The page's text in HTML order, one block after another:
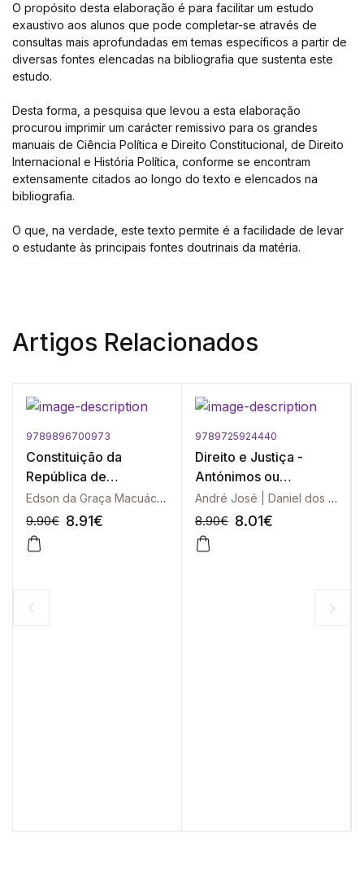
O propósito desta elaboração é para facilitar um estudo
exaustivo aos alunos que pode completar-se através de
consultas mais aprofundadas em temas específicos a partir de
diversas fontes elencadas na bibliografia que sustenta este
estudo.
Desta forma, a pesquisa que levou a esta elaboração
procurou imprimir um carácter remissivo para os grandes
manuais de Ciência Política e Direito Constitucional, de Direito
Internacional e História Política, conforme se encontram
extensamente citados ao longo do texto e elencados na
bibliografia.
O que, na verdade, este texto permite é a facilidade de levar
o estudante às principais fontes doutrinais da matéria.
Artigos Relacionados
9789896700973
Constituição da
República de
Moçambique
Edson da Graça Macuácua
9.90€ 8.91€
-10%
9789725924440
Direito e Justiça -
Antónimos ou
Sinónimos?
André José | Daniel dos Santos | Débora Aligieri | Carlos Serra
8.90€ 8.01€